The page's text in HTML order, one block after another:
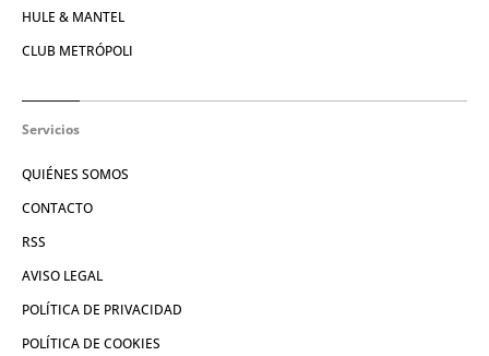
HULE & MANTEL
CLUB METRÓPOLI
Servicios
QUIÉNES SOMOS
CONTACTO
RSS
AVISO LEGAL
POLÍTICA DE PRIVACIDAD
POLÍTICA DE COOKIES